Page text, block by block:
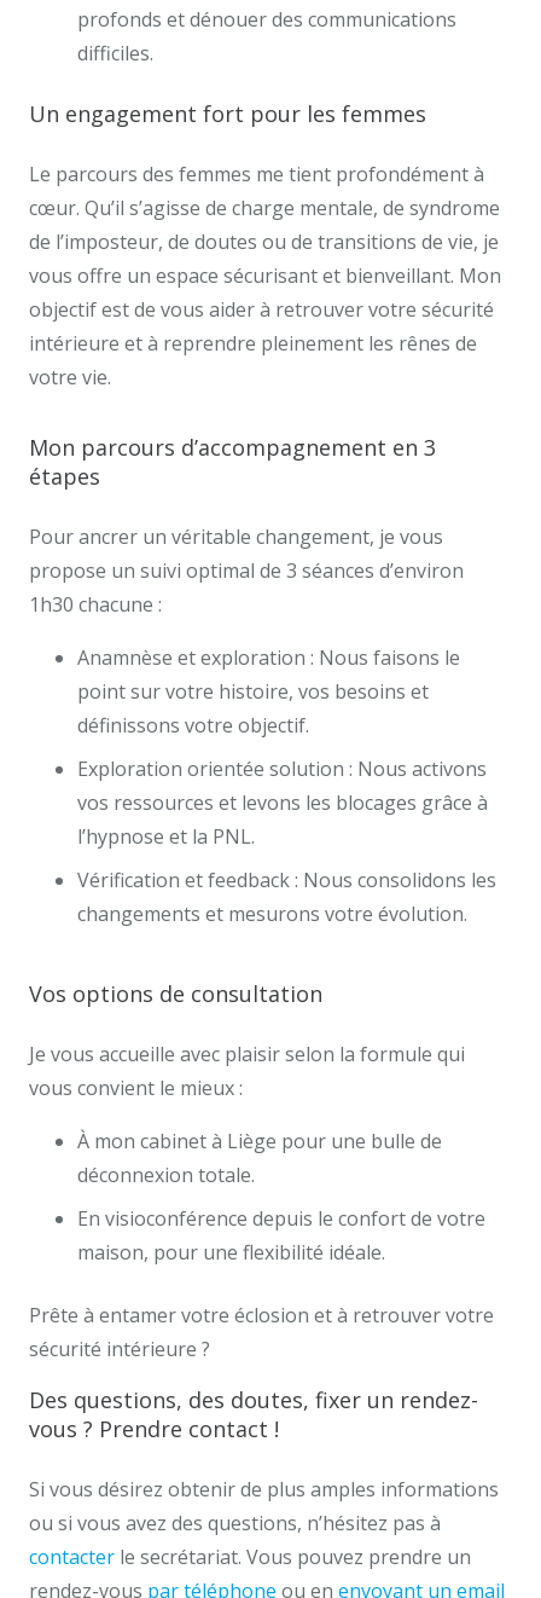
profonds et dénouer des communications
difficiles.
Un engagement fort pour les femmes
Le parcours des femmes me tient profondément à
cœur. Qu’il s’agisse de charge mentale, de syndrome
de l’imposteur, de doutes ou de transitions de vie, je
vous offre un espace sécurisant et bienveillant. Mon
objectif est de vous aider à retrouver votre sécurité
intérieure et à reprendre pleinement les rênes de
votre vie.
Mon parcours d’accompagnement en 3
étapes
Pour ancrer un véritable changement, je vous
propose un suivi optimal de 3 séances d’environ
1h30 chacune :
Anamnèse et exploration : Nous faisons le
point sur votre histoire, vos besoins et
définissons votre objectif.
Exploration orientée solution : Nous activons
vos ressources et levons les blocages grâce à
l’hypnose et la PNL.
Vérification et feedback : Nous consolidons les
changements et mesurons votre évolution.
Vos options de consultation
Je vous accueille avec plaisir selon la formule qui
vous convient le mieux :
À mon cabinet à Liège pour une bulle de
déconnexion totale.
En visioconférence depuis le confort de votre
maison, pour une flexibilité idéale.
Prête à entamer votre éclosion et à retrouver votre
sécurité intérieure ?
Des questions, des doutes, fixer un rendez-
vous ? Prendre contact !
Si vous désirez obtenir de plus amples informations
ou si vous avez des questions, n’hésitez pas à
contacter le secrétariat. Vous pouvez prendre un
rendez-vous par téléphone ou en envoyant un email